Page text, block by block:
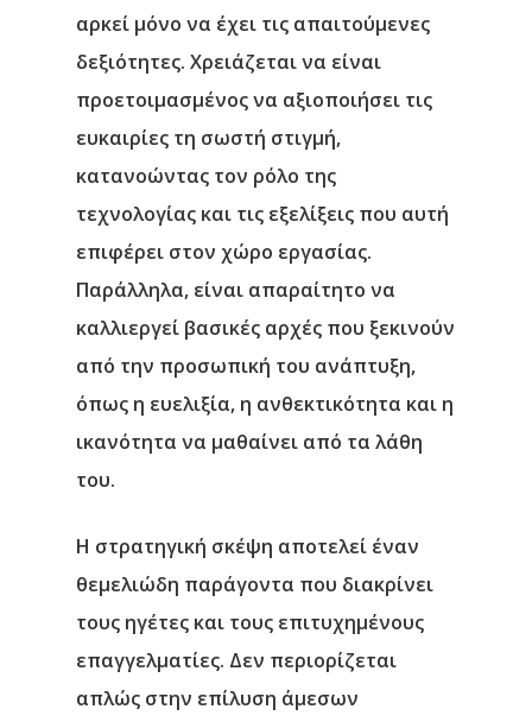
αρκεί μόνο να έχει τις απαιτούμενες
δεξιότητες. Χρειάζεται να είναι
προετοιμασμένος να αξιοποιήσει τις
ευκαιρίες τη σωστή στιγμή,
κατανοώντας τον ρόλο της
τεχνολογίας και τις εξελίξεις που αυτή
επιφέρει στον χώρο εργασίας.
Παράλληλα, είναι απαραίτητο να
καλλιεργεί βασικές αρχές που ξεκινούν
από την προσωπική του ανάπτυξη,
όπως η ευελιξία, η ανθεκτικότητα και η
ικανότητα να μαθαίνει από τα λάθη
του.
Η στρατηγική σκέψη αποτελεί έναν
θεμελιώδη παράγοντα που διακρίνει
τους ηγέτες και τους επιτυχημένους
επαγγελματίες. Δεν περιορίζεται
απλώς στην επίλυση άμεσων